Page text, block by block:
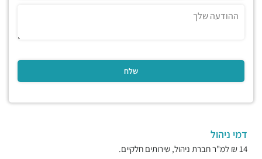
דמי ניהול
14 ₪ למ"ר חברת ניהול, שירותים חלקיים.